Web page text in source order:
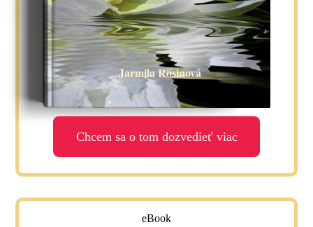
Jarmila Rosinová
Chcem sa o tom dozvedieť viac
eBook